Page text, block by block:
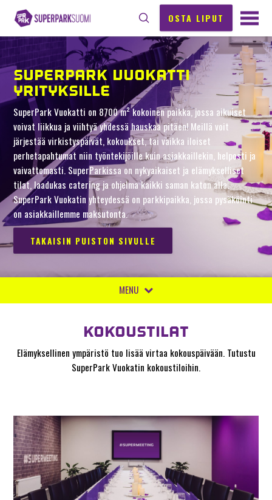
OSTA LIPUT
SUPERPARK VUOKATTI
YRITYKSILLE
SuperPark Vuokatti on 8700 m² kokoinen paikka, jossa aikuiset
voivat liikkua ja viihtyä yhdessä hauskaa pitäen! Meillä voit
järjestää virkistyspäivät, kokoukset, tai vaikka iloiset
perhetapahtumat niin työntekijöille kuin asiakkaillekin, helposti ja
vaivattomasti. SuperParkissa on nykyaikaiset ja elämykselliset
tilat, laadukas catering ja ohjelma kaikki saman katon alla.
SuperPark Vuokatin yhteydessä on parkkipaikka, jossa pysäköinti
on asiakkaillemme maksutonta.
TAKAISIN PUISTON SIVULLE
MENU
KOKOUSTILAT
Elämyksellinen ympäristö tuo lisää virtaa kokouspäivään. Tutustu
SuperPark Vuokatin kokoustiloihin.